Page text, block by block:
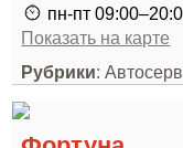
пн-пт
Показать на карте
Рубрики: